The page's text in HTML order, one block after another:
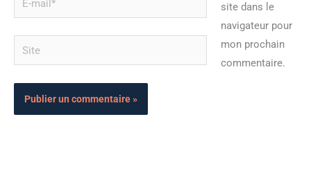
mail*
Site
site dans le
navigateur pour
mon prochain
commentaire.